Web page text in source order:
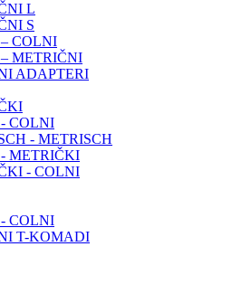
L
S
COLNI
METRIČNI
ADAPTERI
COLNI
- METRISCH
METRIČKI
- COLNI
COLNI
T-KOMADI